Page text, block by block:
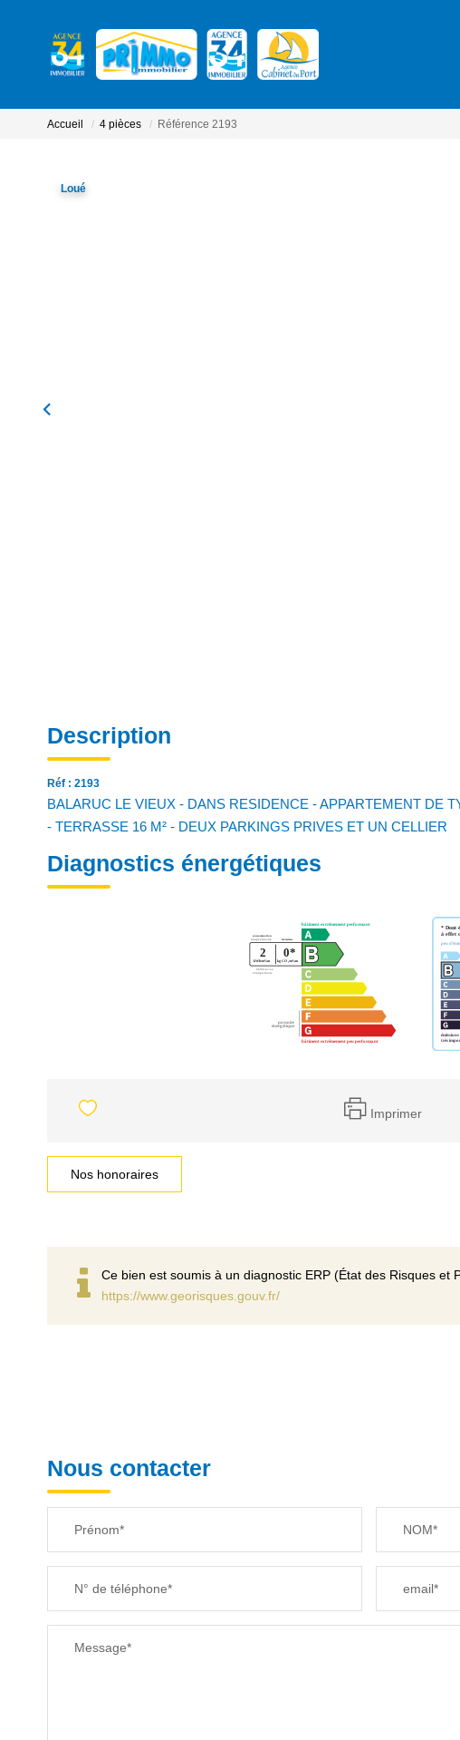
Accueil 4 pièces Référence 2193
Loué
Description
Réf : 2193
BALARUC LE VIEUX - DANS RESIDENCE - APPARTEMENT DE
- TERRASSE 16 M² - DEUX PARKINGS PRIVES ET UN CELLIER
Diagnostics énergétiques
Imprimer
Nos honoraires
Ce bien est soumis à un diagnostic ERP (État des Risques et
https://www.georisques.gouv.fr/
Nous contacter
Prénom* NOM*
N° de téléphone* email*
Message*